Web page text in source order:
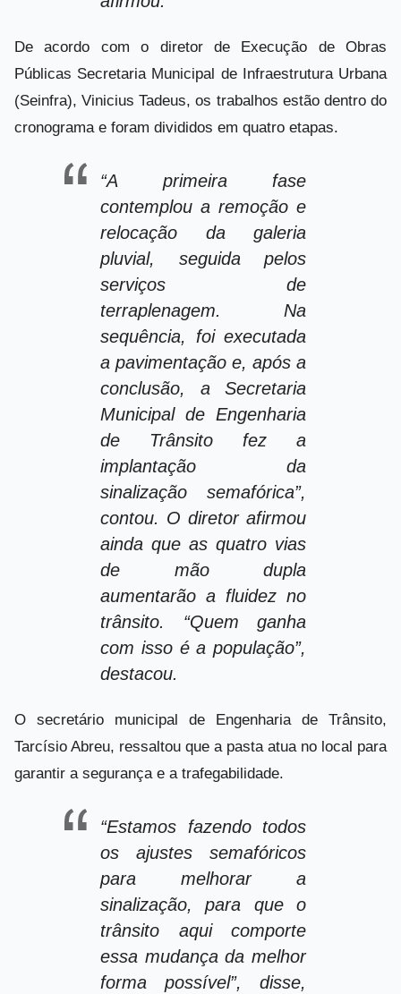
De acordo com o diretor de Execução de Obras
Públicas Secretaria Municipal de Infraestrutura Urbana
(Seinfra), Vinicius Tadeus, os trabalhos estão dentro do
cronograma e foram divididos em quatro etapas.
“A primeira fase
contemplou a remoção e
relocação da galeria
pluvial, seguida pelos
serviços de
terraplenagem. Na
sequência, foi executada
a pavimentação e, após a
conclusão, a Secretaria
Municipal de Engenharia
de Trânsito fez a
implantação da
sinalização semafórica”,
contou. O diretor afirmou
ainda que as quatro vias
de mão dupla
aumentarão a fluidez no
trânsito. “Quem ganha
com isso é a população”,
destacou.
O secretário municipal de Engenharia de Trânsito,
Tarcísio Abreu, ressaltou que a pasta atua no local para
garantir a segurança e a trafegabilidade.
“Estamos fazendo todos
os ajustes semafóricos
para melhorar a
sinalização, para que o
trânsito aqui comporte
essa mudança da melhor
forma possível”, disse,